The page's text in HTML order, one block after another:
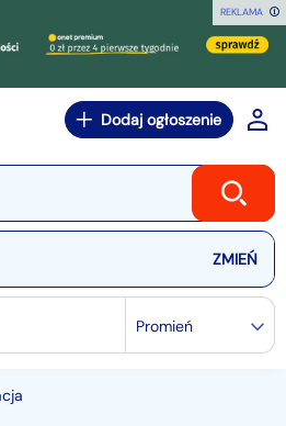
REKLAMA
Dodaj ogłoszenie
Promień